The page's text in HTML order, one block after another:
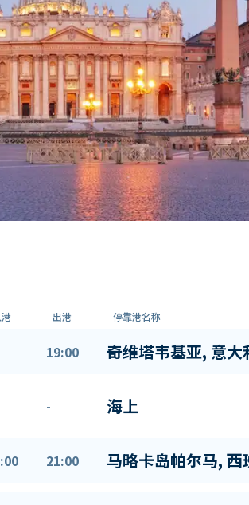
出港 停靠港名称
19:00 奇维塔韦基亚, 意大
- 海上
21:00 马略卡岛帕尔马, 西